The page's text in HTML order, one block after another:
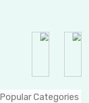
Popular Categories